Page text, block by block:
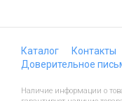
Каталог Контакты
Доверительное
Наличие информации о